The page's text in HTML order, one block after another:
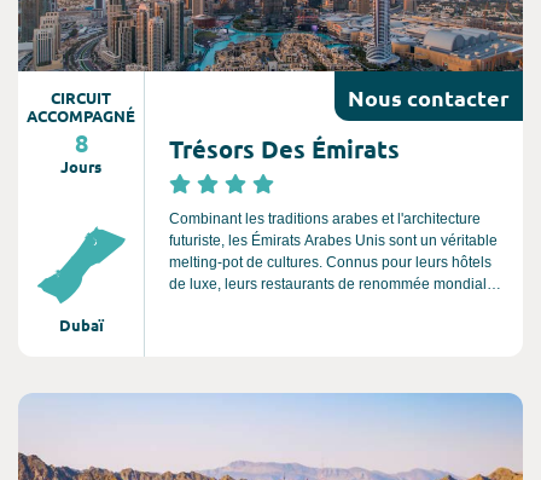
CIRCUIT
ACCOMPAGNÉ
8
Jours
Dubaï
Nous contacter
Trésors Des Émirats
Combinant les traditions arabes et l'architecture
futuriste, les Émirats Arabes Unis sont un véritable
melting-pot de cultures. Connus pour leurs hôtels
de luxe, leurs restaurants de renommée mondiale
galeries retraçant les traditions locales et mettant à
Consultez l'offre de voyage